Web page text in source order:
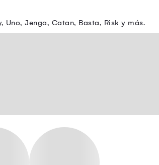
Jenga, Catan, Basta, Risk y más.